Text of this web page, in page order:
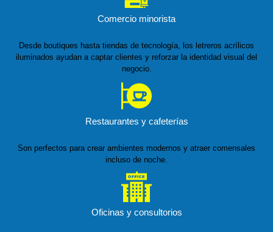
Comercio minorista
Desde boutiques hasta tiendas de tecnología, los letreros acrílicos
iluminados ayudan a captar clientes y reforzar la identidad visual del
negocio.
Restaurantes y cafeterías
Son perfectos para crear ambientes modernos y atraer comensales
incluso de noche.
Oficinas y consultorios